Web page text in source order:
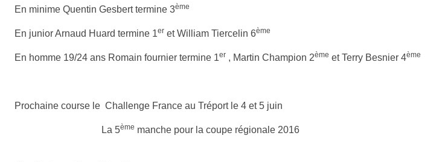
En minime Quentin Gesbert termine 3ème
En junior Arnaud Huard termine 1er et William Tiercelin 6ème
En homme 19/24 ans Romain fournier termine 1er , Martin Champion 2ème et Terry Besnier 4ème
Prochaine course le Challenge France au Tréport le 4 et 5 juin
La 5ème manche pour la coupe régionale 2016